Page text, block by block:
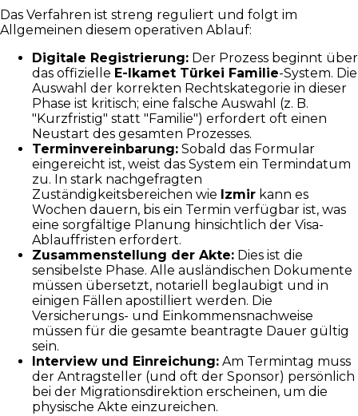
Das Verfahren ist streng reguliert und folgt im
Allgemeinen diesem operativen Ablauf:
Digitale Registrierung: Der Prozess beginnt über
das offizielle E-Ikamet Türkei Familie-System. Die
Auswahl der korrekten Rechtskategorie in dieser
Phase ist kritisch; eine falsche Auswahl (z. B.
"Kurzfristig" statt "Familie") erfordert oft einen
Neustart des gesamten Prozesses.
Terminvereinbarung: Sobald das Formular
eingereicht ist, weist das System ein Termindatum
zu. In stark nachgefragten
Zuständigkeitsbereichen wie Izmir kann es
Wochen dauern, bis ein Termin verfügbar ist, was
eine sorgfältige Planung hinsichtlich der Visa-
Ablauffristen erfordert.
Zusammenstellung der Akte: Dies ist die
sensibelste Phase. Alle ausländischen Dokumente
müssen übersetzt, notariell beglaubigt und in
einigen Fällen apostilliert werden. Die
Versicherungs- und Einkommensnachweise
müssen für die gesamte beantragte Dauer gültig
sein.
Interview und Einreichung: Am Termintag muss
der Antragsteller (und oft der Sponsor) persönlich
bei der Migrationsdirektion erscheinen, um die
physische Akte einzureichen.